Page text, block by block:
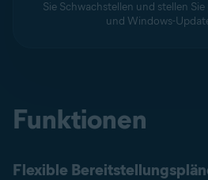
Sie Schwachstellen und stellen
und Windows-
Funktionen
Flexible